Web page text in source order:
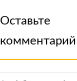
Оставьте
комментарий